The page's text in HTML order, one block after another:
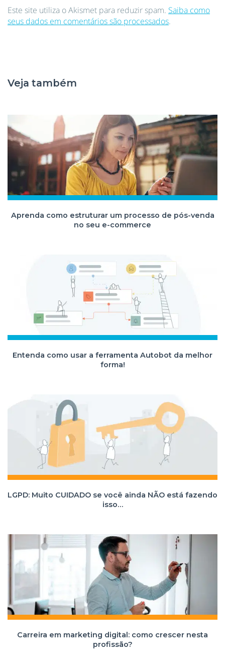
Este site utiliza o Akismet para reduzir spam. Saiba como
seus dados em comentários são processados.
Veja também
Aprenda como estruturar um processo de pós-venda
no seu e-commerce
Entenda como usar a ferramenta Autobot da melhor
forma!
LGPD: Muito CUIDADO se você ainda NÃO está fazendo
isso…
Carreira em marketing digital: como crescer nesta
profissão?